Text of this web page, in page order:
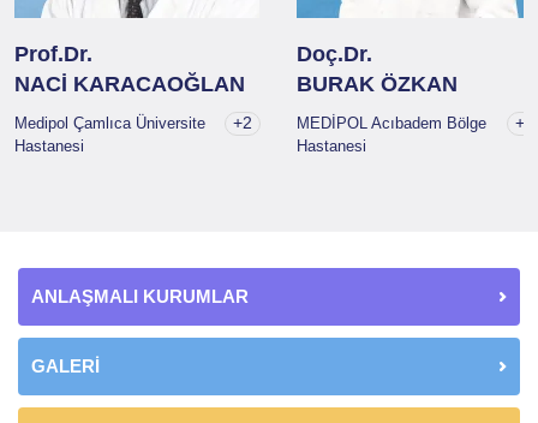
Prof.Dr.
NACİ KARACAOĞLAN
Medipol Çamlıca Üniversite
Hastanesi
+2
Doç.Dr.
BURAK ÖZKAN
MEDİPOL Acıbadem Bölge
Hastanesi
+1
ANLAŞMALI KURUMLAR
GALERİ